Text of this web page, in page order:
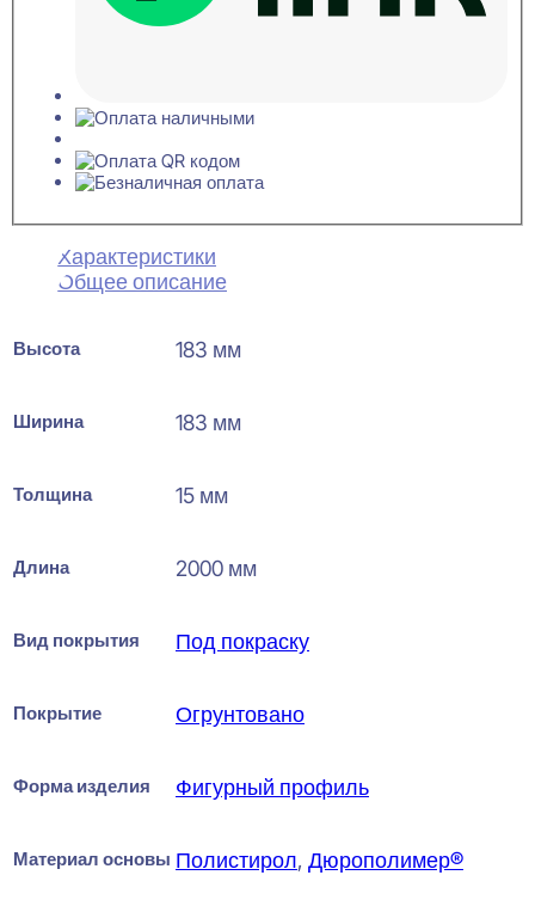
Характеристики
Общее описание
Высота 183 мм
Ширина 183 мм
Толщина 15 мм
Длина 2000 мм
Вид покрытия Под покраску
Покрытие Огрунтовано
Форма изделия Фигурный профиль
Материал основы Полистирол, Дюрополимер®